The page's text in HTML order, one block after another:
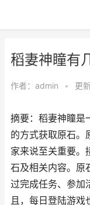
稻妻神瞳有
作者： admin • 更
摘要：稻妻神瞳是
的方式获取原石。
家来说至关重要。
石及相关内容。原
过完成任务、参加
且，每日登陆游戏